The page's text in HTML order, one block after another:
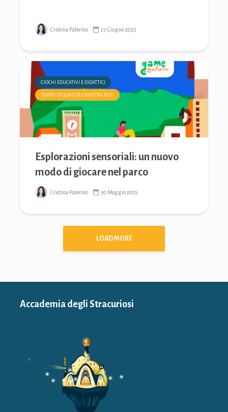
Cristina Palermo 27 Giugno 2025
GIOCHI EDUCATIVI E DIDATTICI
TEMPO DI QUALITÀ GENITORI-FIGLI
Esplorazioni sensoriali: un nuovo
modo di giocare nel parco
Cristina Palermo 30 Maggio 2025
LOAD MORE
Accademia degli Stracuriosi